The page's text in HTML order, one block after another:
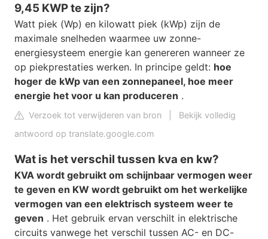
9,45 KWP te zijn?
Watt piek (Wp) en kilowatt piek (kWp) zijn de
maximale snelheden waarmee uw zonne-
energiesysteem energie kan genereren wanneer ze
op piekprestaties werken. In principe geldt: hoe
hoger de kWp van een zonnepaneel, hoe meer
energie het voor u kan produceren .
Verzoek tot verwijderen van bron
Bekijk volledig
antwoord op translate.google.com
Wat is het verschil tussen kva en kw?
KVA wordt gebruikt om schijnbaar vermogen weer
te geven en KW wordt gebruikt om het werkelijke
vermogen van een elektrisch systeem weer te
geven . Het gebruik ervan verschilt in elektrische
circuits vanwege het verschil tussen AC- en DC-